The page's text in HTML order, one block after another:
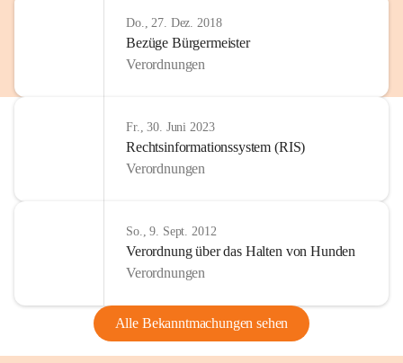
Do., 27. Dez. 2018
Bezüge Bürgermeister
Verordnungen
Fr., 30. Juni 2023
Rechtsinformationssystem (RIS)
Verordnungen
So., 9. Sept. 2012
Verordnung über das Halten von Hunden
Verordnungen
Alle Bekanntmachungen sehen